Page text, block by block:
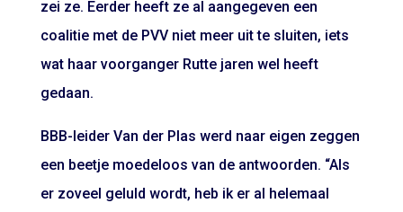
zei ze. Eerder heeft ze al aangegeven een
coalitie met de PVV niet meer uit te sluiten, iets
wat haar voorganger Rutte jaren wel heeft
gedaan.
BBB-leider Van der Plas werd naar eigen zeggen
een beetje moedeloos van de antwoorden. “Als
er zoveel geluld wordt, heb ik er al helemaal